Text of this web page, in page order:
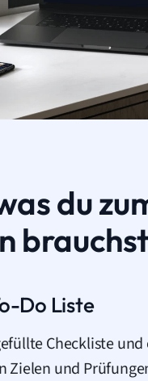
du
Do Liste
Checkliste
Zielen und